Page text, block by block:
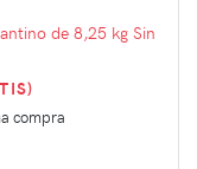
de 8,25 kg Sin
compra